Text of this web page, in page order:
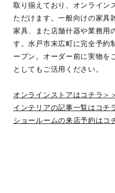
取り揃えており、オンライン
ただけます。一般向けの家具
家具、また店舗什器や業務用
す。水戸市末広町に完全予約
ープン。オーダー前に実物を
としてもご活用ください。
オンラインストアはコチラ＞
インテリアの記事一覧はコチ
ショールームの来店予約はコ